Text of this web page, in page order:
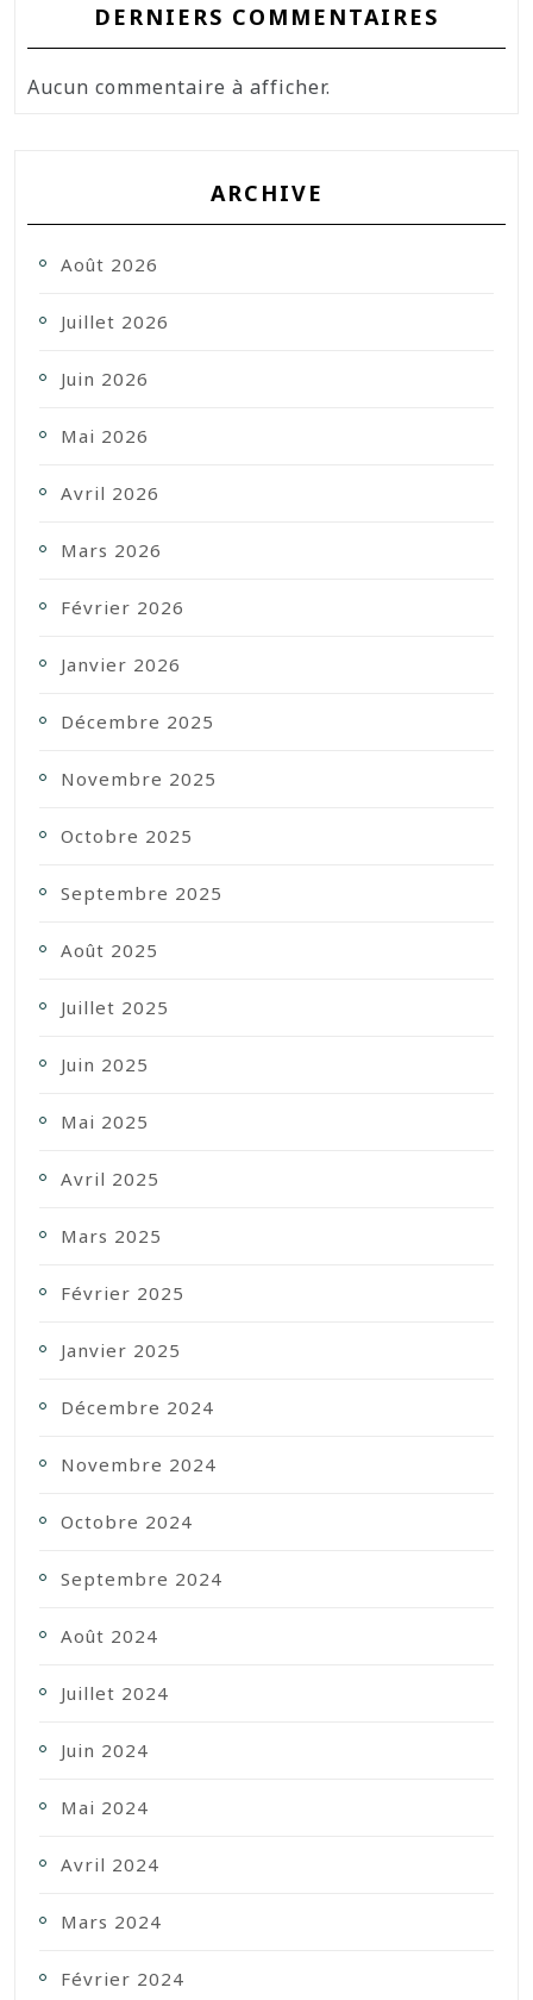
DERNIERS COMMENTAIRES
Aucun commentaire à afficher.
ARCHIVE
Août 2026
Juillet 2026
Juin 2026
Mai 2026
Avril 2026
Mars 2026
Février 2026
Janvier 2026
Décembre 2025
Novembre 2025
Octobre 2025
Septembre 2025
Août 2025
Juillet 2025
Juin 2025
Mai 2025
Avril 2025
Mars 2025
Février 2025
Janvier 2025
Décembre 2024
Novembre 2024
Octobre 2024
Septembre 2024
Août 2024
Juillet 2024
Juin 2024
Mai 2024
Avril 2024
Mars 2024
Février 2024